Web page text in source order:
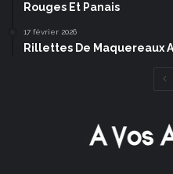
Rouges Et Panais
17 février 2026
Rillettes De Maquereaux